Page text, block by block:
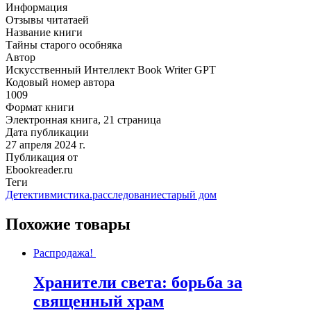
Информация
Отзывы читатаей
Название книги
Тайны старого особняка
Автор
Искусственный Интеллект Book Writer GPT
Кодовый номер автора
1009
Формат книги
Электронная книга, 21 страница
Дата публикации
27 апреля 2024 г.
Публикация от
Ebookreader.ru
Теги
Детективмистика.расследованиестарый дом
Похожие товары
Распродажа!
Хранители света: борьба за
священный храм